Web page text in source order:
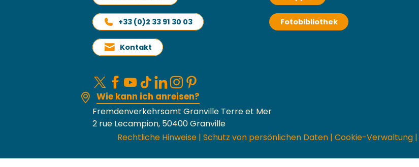
+33 (0)2 33 91 30 03
Kontakt
Fotobibliothek
Wie kann ich anreisen?
Fremdenverkehrsamt Granville Terre et Mer
2 rue Lecampion, 50400 Granville
Rechtliche Hinweise | Schutz von persönlichen Daten | Cookie-Verwaltung |